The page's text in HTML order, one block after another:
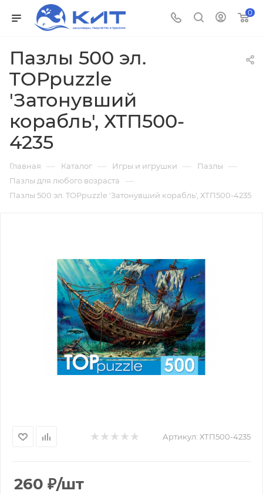
0
Пазлы 500 эл.
TOPpuzzle
'Затонувший
корабль', ХТП500-
4235
Главная — Каталог — Игры и игрушки — Пазлы —
Пазлы для любого возраста —
Пазлы 500 эл. TOPpuzzle 'Затонувший корабль', ХТП500-4235
Артикул: ХТП500-4235
260 ₽/шт